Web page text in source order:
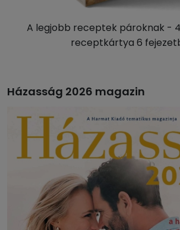
A legjobb receptek pároknak -
receptkártya 6
Házasság 2026 magazin